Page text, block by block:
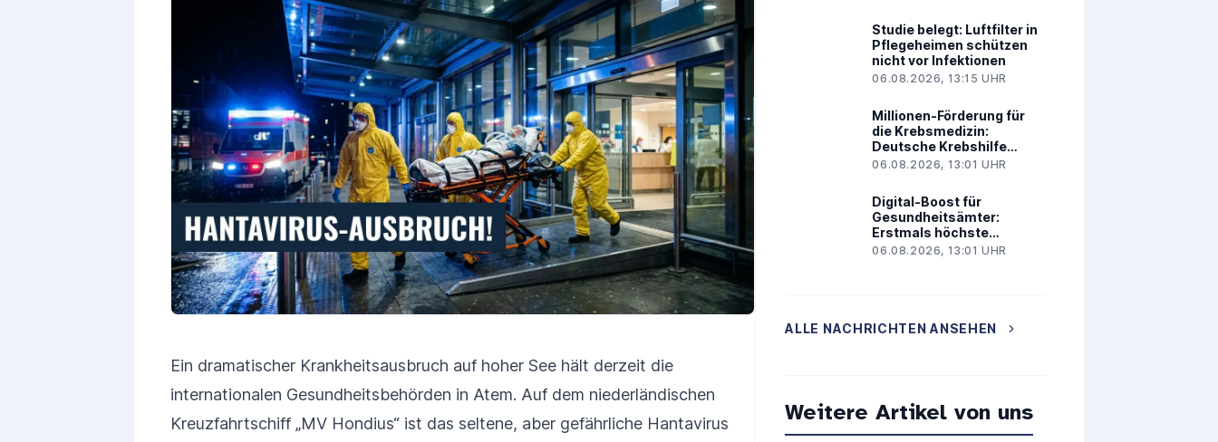
Ein dramatischer Krankheitsausbruch auf hoher See hält derzeit die
internationalen Gesundheitsbehörden in Atem. Auf dem niederländischen
Kreuzfahrtschiff „MV Hondius“ ist das seltene, aber gefährliche Hantavirus
Studie belegt: Luftfilter in
Pflegeheimen schützen
nicht vor Infektionen
06.08.2026, 13:15 UHR
Millionen-Förderung für
die Krebsmedizin:
Deutsche Krebshilfe
ernennt drei neue
06.08.2026, 13:01 UHR
Digital-Boost für
Gesundheitsämter:
Erstmals höchste
Reifegradstufe erreicht
06.08.2026, 13:01 UHR
ALLE NACHRICHTEN ANSEHEN
Weitere Artikel von uns